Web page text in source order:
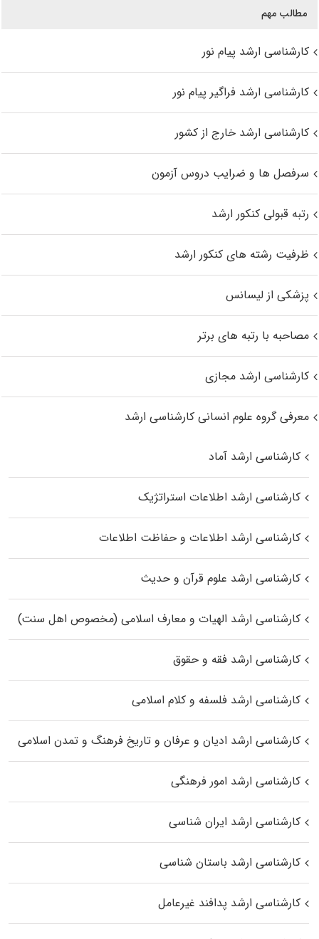
مطالب مهم
کارشناسی ارشد پیام نور
کارشناسی ارشد فراگیر پیام نور
کارشناسی ارشد خارج از کشور
سرفصل ها و ضرایب دروس آزمون
رتبه قبولی کنکور ارشد
ظرفیت رشته های کنکور ارشد
پزشکی از لیسانس
مصاحبه با رتبه های برتر
کارشناسی ارشد مجازی
معرفی گروه علوم انسانی کارشناسی ارشد
کارشناسی ارشد آماد
کارشناسی ارشد اطلاعات استراتژیک
کارشناسی ارشد اطلاعات و حفاظت اطلاعات
کارشناسی ارشد علوم قرآن و حدیث
کارشناسی ارشد الهیات و معارف اسلامی (مخصوص اهل سنت)
کارشناسی ارشد فقه و حقوق
کارشناسی ارشد فلسفه و کلام اسلامی
کارشناسی ارشد ادیان و عرفان و تاریخ فرهنگ و تمدن اسلامی
کارشناسی ارشد امور فرهنگی
کارشناسی ارشد ایران شناسی
کارشناسی ارشد باستان شناسی
کارشناسی ارشد پدافند غیرعامل